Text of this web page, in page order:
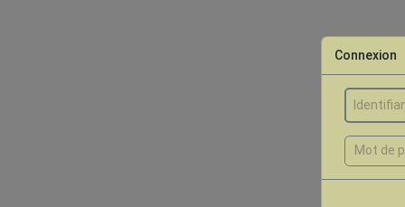
Connexion